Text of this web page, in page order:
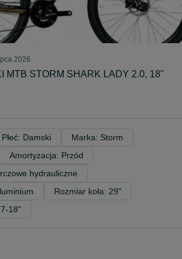
2026
MTB STORM SHARK LADY 2.0, 18"
Płeć: Damski
Marka: Storm
Amortyzacja: Przód
hydrauliczne
Rozmiar koła: 29"
18"